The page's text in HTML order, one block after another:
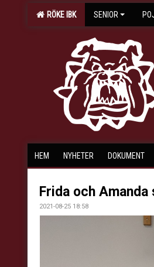
RÖKE IBK SENIOR
HEM NYHETER DOKUMENT
Frida och
2021-08-25 18:58